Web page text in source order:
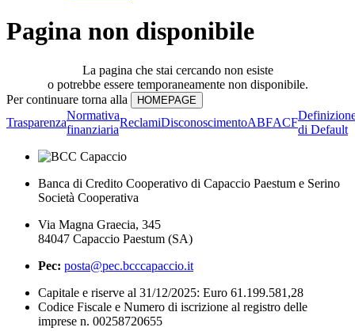
Pagina non disponibile
La pagina che stai cercando non esiste
o potrebbe essere temporaneamente non disponibile.
Per continuare torna alla
Trasparenza
Normativa
finanziaria
ReclamiDisconoscimentoABFACF
di Default
Banca di Credito Cooperativo di Capaccio Paestum e Serino
Società Cooperativa
Via Magna Graecia, 345
84047 Capaccio Paestum (SA)
Pec: posta@pec.bcccapaccio.it
Capitale e riserve al 31/12/2025: Euro 61.199.581,28
Codice Fiscale e Numero di iscrizione al registro delle
imprese n. 00258720655